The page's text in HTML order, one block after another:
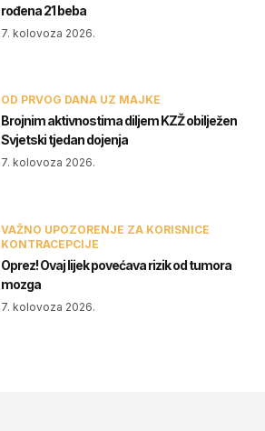
rođena 21 beba
7. kolovoza 2026.
OD PRVOG DANA UZ MAJKE
Brojnim aktivnostima diljem KZŽ obilježen
Svjetski tjedan dojenja
7. kolovoza 2026.
VAŽNO UPOZORENJE ZA KORISNICE
KONTRACEPCIJE
Oprez! Ovaj lijek povećava rizik od tumora
mozga
7. kolovoza 2026.